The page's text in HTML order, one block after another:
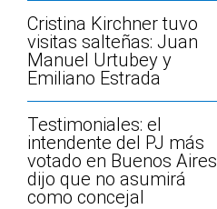
Cristina Kirchner tuvo
visitas salteñas: Juan
Manuel Urtubey y
Emiliano Estrada
Testimoniales: el
intendente del PJ más
votado en Buenos Aires
dijo que no asumirá
como concejal